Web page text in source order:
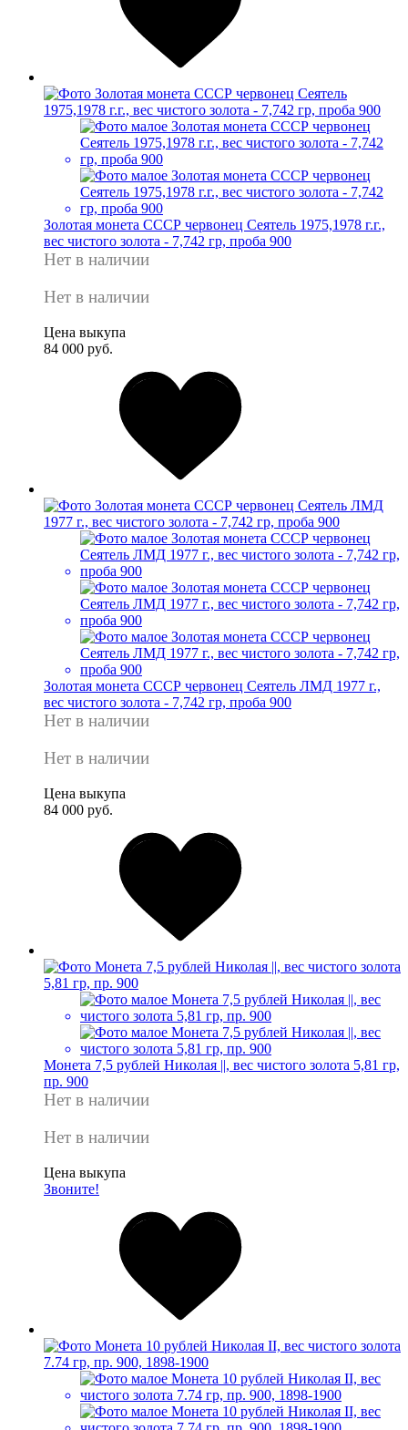
Золотая монета СССР червонец Сеятель 1975,1978 г.г.,
вес чистого золота - 7,742 гр, проба 900
Нет в наличии
Нет в наличии
Цена выкупа
84 000 руб.
Золотая монета СССР червонец Сеятель ЛМД 1977 г.,
вес чистого золота - 7,742 гр, проба 900
Нет в наличии
Нет в наличии
Цена выкупа
84 000 руб.
Монета 7,5 рублей Николая ||, вес чистого золота 5,81 гр,
пр. 900
Нет в наличии
Нет в наличии
Цена выкупа
Звоните!